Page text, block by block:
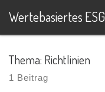
Zum Inhalt springen
Wertebasiertes ESG
Thema: Richtlinien
1 Beitrag